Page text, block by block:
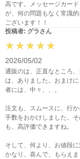
高です。メッセージカー
が、何の問題もなく常識
ございます！！
投稿者: グラさん
2026/05/02
通販のは、正直なところ
は、ありました。おまけ
者には、中々、、。
注文も、スムースに、行
手数をおかけしました。
も、高評価できますね。
そして、何より、お値段
かなり、喜んで、もらえ